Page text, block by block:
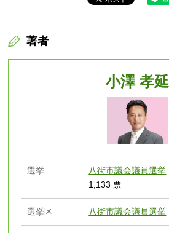
著者
小澤 孝延
選挙 八街市議会議員選挙
1,133 票
選挙区 八街市議会議員選挙